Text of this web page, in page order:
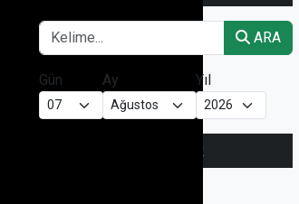
ARA
Gün Ay Yıl
OKUNANLAR